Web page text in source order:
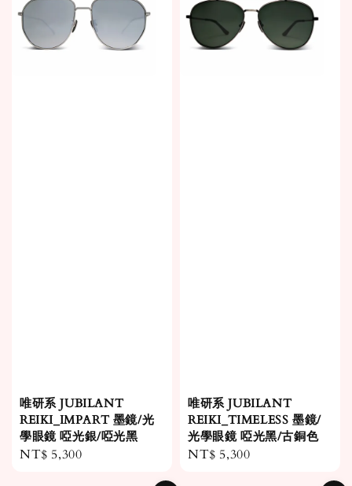
唯研系 JUBILANT
REIKI_IMPART 墨鏡/光
學眼鏡 啞光銀/啞光黑
Regular
NT$ 5,300
唯研系 JUBILANT
REIKI_TIMELESS 墨鏡/
光學眼鏡 啞光黑/古銅色
Regular
NT$ 5,300